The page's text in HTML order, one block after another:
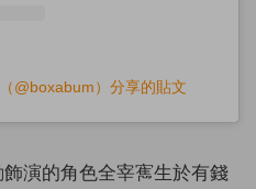
（@boxabum）分享的貼文
演的角色全宰寯生於有錢